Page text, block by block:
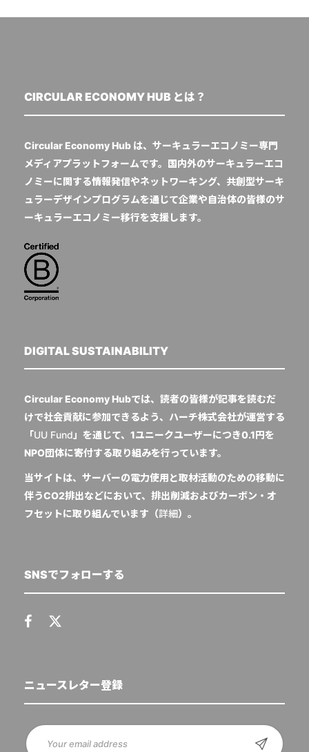
CIRCULAR ECONOMY HUB とは？
Circular Economy Hub は、サーキュラーエコノミー専門
メディアプラットフォームです。国内外のサーキュラーエコ
ノミーに関する情報発信やネットワーキング、共創型サーキ
ュラーデザインプログラムを通じて企業や自治体の皆様のサ
ーキュラーエコノミー移行を支援します。
DIGITAL SUSTAINABILITY
Circular Economy Hubでは、読者の皆様が記事を読むだ
けで社会貢献に参加できるよう、ハーチ株式会社が運営する
「UU Fund 」を通じて、1ユニークユーザーにつき0.1円を
NPO団体に寄付する取り組みを行っています。
当サイトは、サーバーの電力使用と取材活動のための移動に
伴うCO2排出などにおいて、排出削減およびカーボン・オ
フセットに取り組んでいます（詳細）。
SNSでフォローする
ニュースレター登録